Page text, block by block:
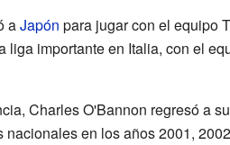
aJapón para jugar con el equipo
liga importante en Italia, con el
Charles O'Bannon regresó a
en los años 2001,